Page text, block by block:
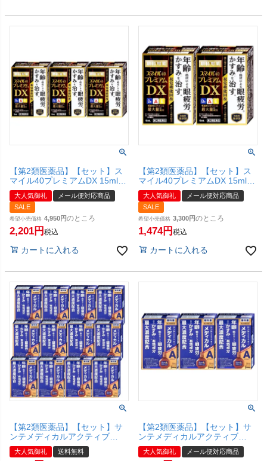
【第2類医薬品】【セット】ス
マイル40プレミアムDX 15ml×3
個【ライオン株式会社】【メー
ル便対応商品】【SBT】
大人気御礼
メール便対応商品
SALE
希望小売価格 4,950 のところ
2,201 税込
カートに入れる
【第2類医薬品】【セット】ス
マイル40プレミアムDX 15ml×2
個【ライオン株式会社】【メー
ル便対応商品】【SBT】
大人気御礼
メール便対応商品
SALE
希望小売価格 3,300 のところ
1,474 税込
カートに入れる
【第2類医薬品】【セット】サ
ンテメディカルアクティブ
12ml×12個【参天製薬株式会
社】【宅配便送料無料】
大人気御礼 送料無料
【第2類医薬品】【セット】サ
ンテメディカルアクティブ
12ml×3個【参天製薬株式会
社】【メール便対応商品】
大人気御礼 メール便対応商品